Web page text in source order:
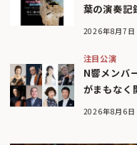
葉の演奏記
2026年8月7日
注目公演
N響メンバ
がまもなく
2026年8月6日